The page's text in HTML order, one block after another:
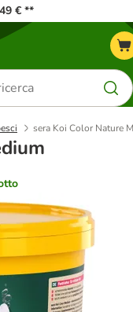
€ **
sera Koi Color Nature